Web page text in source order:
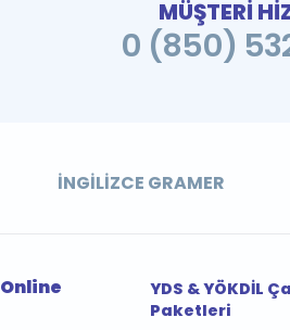
MÜŞTERİ
0 (850)
İNGILIZCE GRAMER
Online
YDS & YÖKDİL
Paketleri